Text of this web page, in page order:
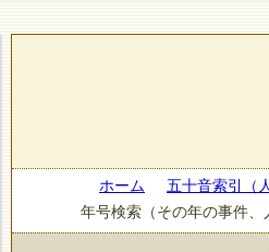
ホーム
五十音索引（
年号検索（その年の事件